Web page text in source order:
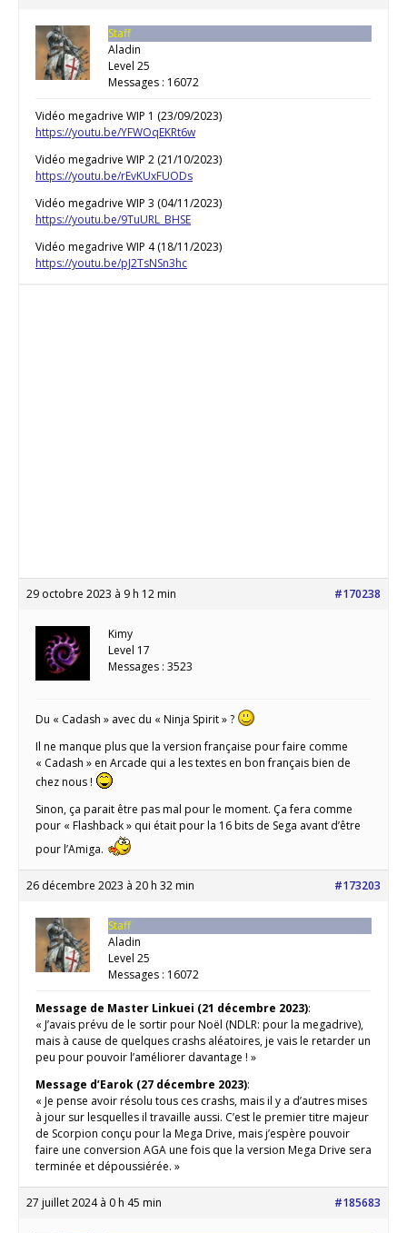
Staff
Aladin
Level 25
Messages : 16072
Vidéo megadrive WIP 1 (23/09/2023)
https://youtu.be/YFWOqEKRt6w
Vidéo megadrive WIP 2 (21/10/2023)
https://youtu.be/rEvKUxFUODs
Vidéo megadrive WIP 3 (04/11/2023)
https://youtu.be/9TuURL_BHSE
Vidéo megadrive WIP 4 (18/11/2023)
https://youtu.be/pJ2TsNSn3hc
29 octobre 2023 à 9 h 12 min #170238
Kimy
Level 17
Messages : 3523
Du « Cadash » avec du « Ninja Spirit » ?
Il ne manque plus que la version française pour faire comme
« Cadash » en Arcade qui a les textes en bon français bien de
chez nous !
Sinon, ça parait être pas mal pour le moment. Ça fera comme
pour « Flashback » qui était pour la 16 bits de Sega avant d’être
pour l’Amiga.
26 décembre 2023 à 20 h 32 min #173203
Staff
Aladin
Level 25
Messages : 16072
Message de Master Linkuei (21 décembre 2023):
« J’avais prévu de le sortir pour Noël (NDLR: pour la megadrive),
mais à cause de quelques crashs aléatoires, je vais le retarder un
peu pour pouvoir l’améliorer davantage ! »
Message d’Earok (27 décembre 2023):
« Je pense avoir résolu tous ces crashs, mais il y a d’autres mises
à jour sur lesquelles il travaille aussi. C’est le premier titre majeur
de Scorpion conçu pour la Mega Drive, mais j’espère pouvoir
faire une conversion AGA une fois que la version Mega Drive sera
terminée et dépoussiérée. »
27 juillet 2024 à 0 h 45 min #185683